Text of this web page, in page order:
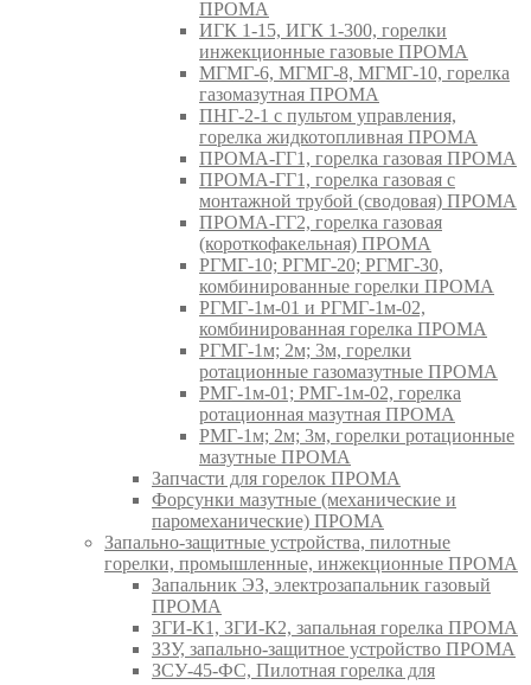
ПРОМА
ИГК 1-15, ИГК 1-300, горелки
инжекционные газовые ПРОМА
МГМГ-6, МГМГ-8, МГМГ-10, горелка
газомазутная ПРОМА
ПНГ-2-1 с пультом управления,
горелка жидкотопливная ПРОМА
ПРОМА-ГГ1, горелка газовая ПРОМА
ПРОМА-ГГ1, горелка газовая с
монтажной трубой (сводовая) ПРОМА
ПРОМА-ГГ2, горелка газовая
(короткофакельная) ПРОМА
РГМГ-10; РГМГ-20; РГМГ-30,
комбинированные горелки ПРОМА
РГМГ-1м-01 и РГМГ-1м-02,
комбинированная горелка ПРОМА
РГМГ-1м; 2м; 3м, горелки
ротационные газомазутные ПРОМА
РМГ-1м-01; РМГ-1м-02, горелка
ротационная мазутная ПРОМА
РМГ-1м; 2м; 3м, горелки ротационные
мазутные ПРОМА
Запчасти для горелок ПРОМА
Форсунки мазутные (механические и
паромеханические) ПРОМА
Запально-защитные устройства, пилотные
горелки, промышленные, инжекционные ПРОМА
Запальник ЭЗ, электрозапальник газовый
ПРОМА
ЗГИ-К1, ЗГИ-К2, запальная горелка ПРОМА
ЗЗУ, запально-защитное устройство ПРОМА
ЗСУ-45-ФС, Пилотная горелка для